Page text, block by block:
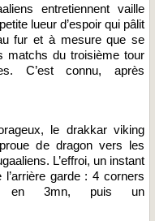
entretiennent vaille
lueur d’espoir qui pâlit
fur et à mesure que se
matchs du troisième tour
C’est connu, après
le drakkar viking
de dragon vers les
L’effroi, un instant
l’arrière garde : 4 corners
en 3mn, puis un